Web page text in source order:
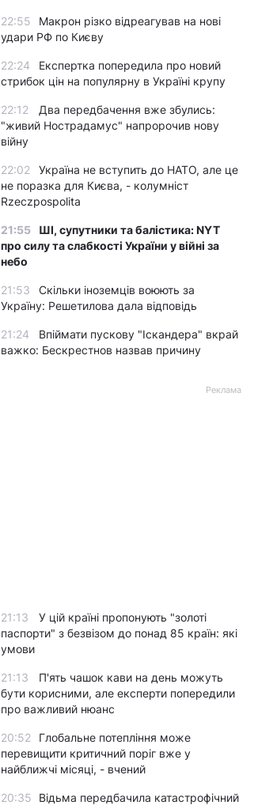
22:55
Макрон різко відреагував на нові
удари РФ по Києву
22:24
Експертка попередила про новий
стрибок цін на популярну в Україні крупу
22:12
Два передбачення вже збулись:
"живий Нострадамус" напророчив нову
війну
22:02
Україна не вступить до НАТО, але це
не поразка для Києва, - колумніст
Rzeczpospolita
21:55
ШІ, супутники та балістика: NYT
про силу та слабкості України у війні за
небо
21:53
Скільки іноземців воюють за
Україну: Решетилова дала відповідь
21:24
Впіймати пускову "Іскандера" вкрай
важко: Бескрестнов назвав причину
Реклама
21:13
У цій країні пропонують "золоті
паспорти" з безвізом до понад 85 країн: які
умови
21:13
П'ять чашок кави на день можуть
бути корисними, але експерти попередили
про важливий нюанс
20:52
Глобальне потепління може
перевищити критичний поріг вже у
найближчі місяці, - вчений
20:35
Відьма передбачила катастрофічний